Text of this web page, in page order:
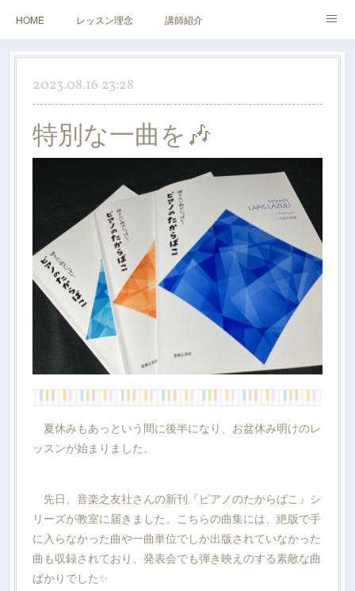
HOME レッスン理念 講師紹介
レッスンについて アクセス&お問い合わせ
2023.08.16 23:28
特別な一曲を🎶
夏休みもあっという間に後半になり、お盆休み明けのレ
ッスンが始まりました。
先日、音楽之友社さんの新刊『ピアノのたからばこ』シ
リーズが教室に届きました。こちらの曲集には、絶版で手
に入らなかった曲や一曲単位でしか出版されていなかった
曲も収録されており、発表会でも弾き映えのする素敵な曲
ばかりでした✨